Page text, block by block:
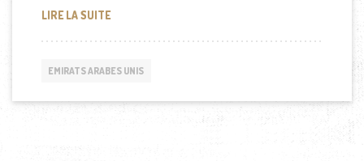
LIRE LA SUITENOMINATION POUR DUBAI DUTY FREE (DDF)
EMIRATS ARABES UNIS